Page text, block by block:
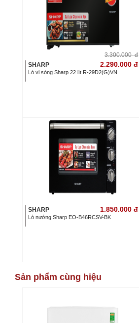
3.300.000 đ
SHARP
2.290.000 đ
Lò vi sóng Sharp 22 lít R-29D2(G)VN
SHARP 1.850.000 đ
Lò nướng Sharp EO-B46RCSV-BK
Sản phẩm cùng hiệu